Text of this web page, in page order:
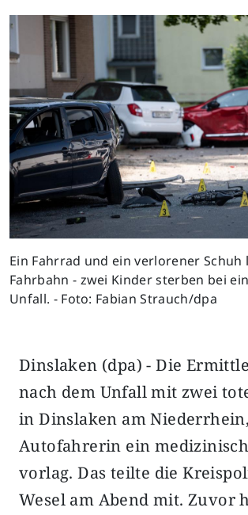
Ein Fahrrad und ein verlorener
Fahrbahn - zwei Kinder sterben bei
Unfall. - Foto: Fabian Strauch/dpa
Dinslaken (dpa) - Die
nach dem Unfall mit zwei
in Dinslaken am
Autofahrerin ein
vorlag. Das teilte die
Wesel am Abend mit. Zuvor